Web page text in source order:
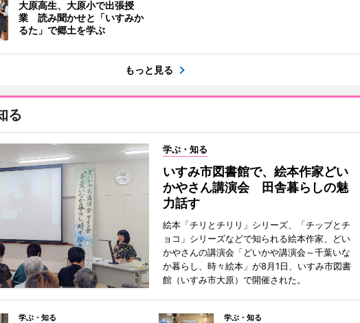
大原高生、大原小で出張授
業 読み聞かせと「いすみか
るた」で郷土を学ぶ
もっと見る
る
学ぶ・知る
いすみ市図書館で、絵本作家どい
かやさん講演会 田舎暮らしの魅
力話す
絵本「チリとチリリ」シリーズ、「チップとチ
ョコ」シリーズなどで知られる絵本作家、どい
かやさんの講演会「どいかや講演会～千葉いな
か暮らし、時々絵本」が8月1日、いすみ市図書
館（いすみ市大原）で開催された。
学ぶ・知る 学ぶ・知る